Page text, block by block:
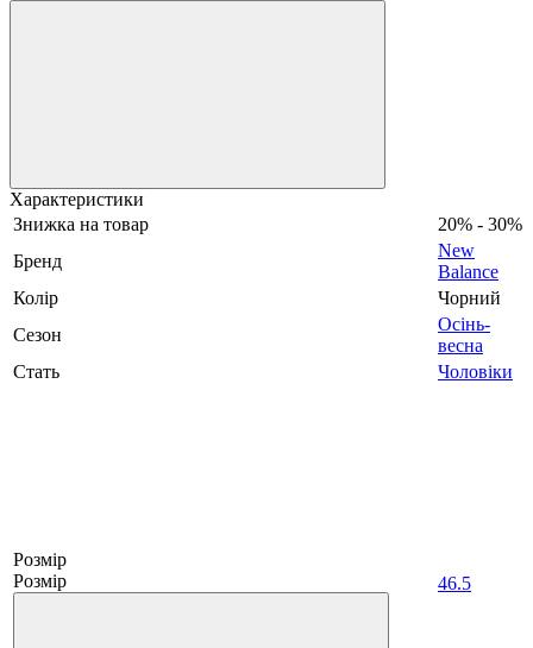
Характеристики
Знижка на товар
20% - 30%
Бренд
New
Balance
Колір
Чорний
Сезон
Осінь-
весна
Стать
Чоловіки
Розмір
Розмір
46.5